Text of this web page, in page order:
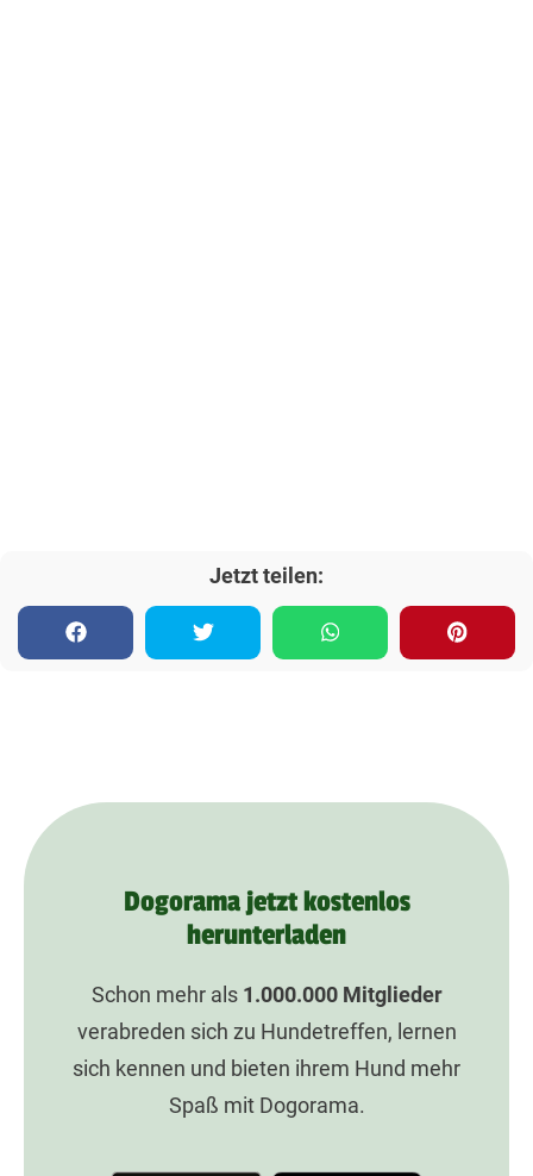
Jetzt teilen:
Dogorama jetzt kostenlos
herunterladen
Schon mehr als 1.000.000Mitglieder
verabreden sich zu Hundetreffen, lernen
sich kennen und bieten ihrem Hund mehr
Spaß mit Dogorama.